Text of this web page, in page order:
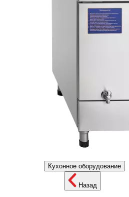
Кухонное оборудование
Назад